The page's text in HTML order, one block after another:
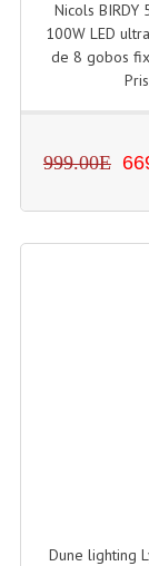
Nicols BIRDY
100W LED
de 8 gobos
999.00E
Dune lighting